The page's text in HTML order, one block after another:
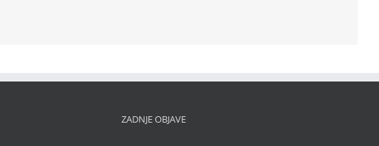
ZADNJE OBJAVE